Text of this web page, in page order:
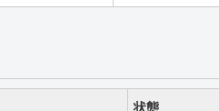
状態